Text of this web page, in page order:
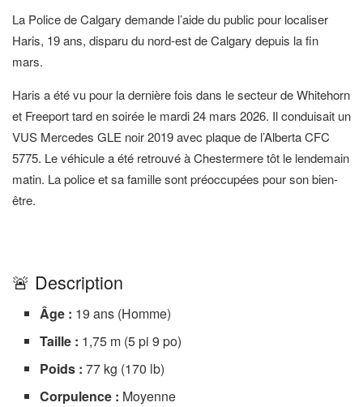
La Police de Calgary demande l’aide du public pour localiser
Haris, 19 ans, disparu du nord-est de Calgary depuis la fin
mars.
Haris a été vu pour la dernière fois dans le secteur de Whitehorn
et Freeport tard en soirée le mardi 24 mars 2026. Il conduisait un
VUS Mercedes GLE noir 2019 avec plaque de l’Alberta CFC
5775. Le véhicule a été retrouvé à Chestermere tôt le lendemain
matin. La police et sa famille sont préoccupées pour son bien-
être.
🚨 Description
Âge : 19 ans (Homme)
Taille : 1,75 m (5 pi 9 po)
Poids : 77 kg (170 lb)
Corpulence : Moyenne